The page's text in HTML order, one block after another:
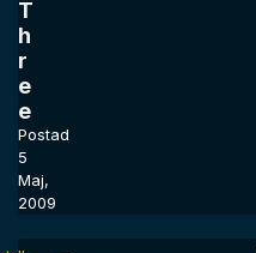
T
h
r
e
e
Postad
5
Maj,
2009